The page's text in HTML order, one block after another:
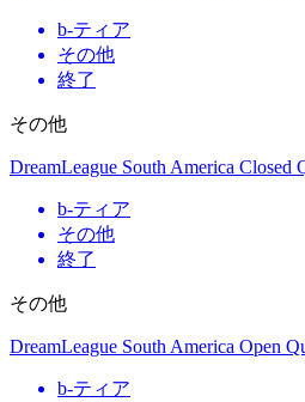
b-ティア
その他
終了
その他
DreamLeague South America Closed
b-ティア
その他
終了
その他
DreamLeague South America Open
b-ティア